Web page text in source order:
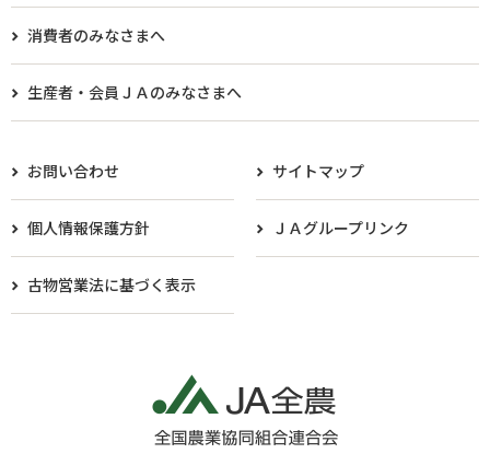
消費者のみなさまへ
生産者・会員ＪＡのみなさまへ​
お問い合わせ サイトマップ
個人情報保護方針 ＪＡグループリンク
古物営業法に基づく表示